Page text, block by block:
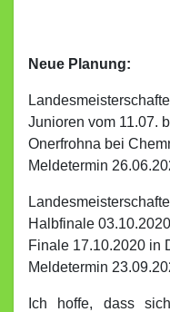
Neue Planung:
Junioren vom 11.07.
Onerfrohna bei
Meldetermin
Halbfinale
Finale 17.10.2020 in
Meldetermin
Ich hoffe, dass